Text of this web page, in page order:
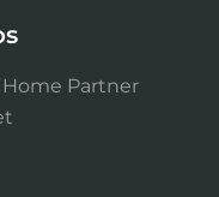
Home Partner